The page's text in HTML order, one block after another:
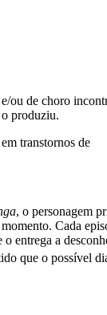
ou de choro
produziu.
transtornos de
, o personagem
Cada
entrega a
que o possível